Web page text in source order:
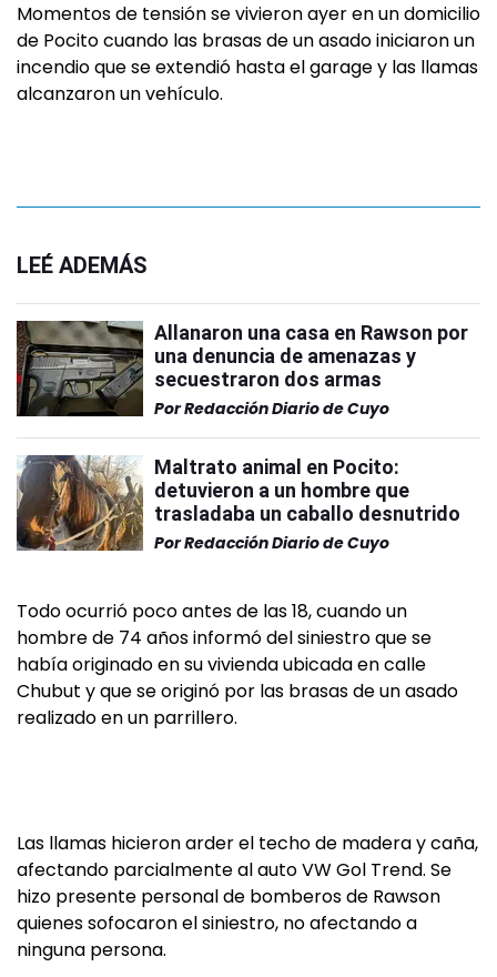
Momentos de tensión se vivieron ayer en un domicilio
de Pocito cuando las brasas de un asado iniciaron un
incendio que se extendió hasta el garage y las llamas
alcanzaron un vehículo.
LEÉ ADEMÁS
Allanaron una casa en Rawson por
una denuncia de amenazas y
secuestraron dos armas
PorRedacción Diario de Cuyo
Maltrato animal en Pocito:
detuvieron a un hombre que
trasladaba un caballo desnutrido
PorRedacción Diario de Cuyo
Todo ocurrió poco antes de las 18, cuando un
hombre de 74 años informó del siniestro que se
había originado en su vivienda ubicada en calle
Chubut y que se originó por las brasas de un asado
realizado en un parrillero.
Las llamas hicieron arder el techo de madera y caña,
afectando parcialmente al auto VW Gol Trend. Se
hizo presente personal de bomberos de Rawson
quienes sofocaron el siniestro, no afectando a
ninguna persona.